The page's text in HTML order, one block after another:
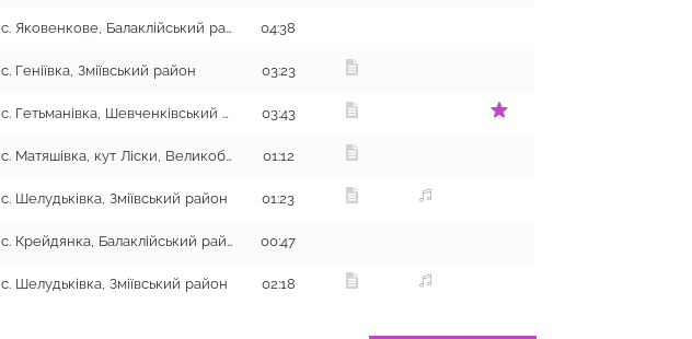
с. Яковенкове, Балаклійський район 04:38
с. Геніївка, Зміївський район 03:23
с. Гетьманівка, Шевченківський район 03:43
с. Матяшівка, кут Ліски, Великобагачанський район 01:12
с. Шелудьківка, Зміївський район 01:23
с. Крейдянка, Балаклійський район 00:47
с. Шелудьківка, Зміївський район 02:18